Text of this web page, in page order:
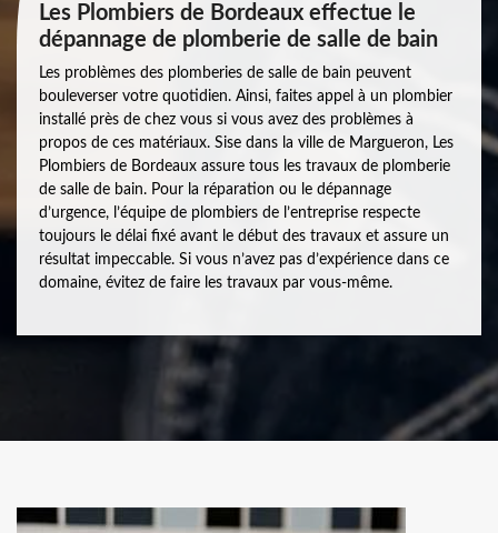
Les Plombiers de Bordeaux effectue le
dépannage de plomberie de salle de bain
Les problèmes des plomberies de salle de bain peuvent
bouleverser votre quotidien. Ainsi, faites appel à un plombier
installé près de chez vous si vous avez des problèmes à
propos de ces matériaux. Sise dans la ville de Margueron, Les
Plombiers de Bordeaux assure tous les travaux de plomberie
de salle de bain. Pour la réparation ou le dépannage
d’urgence, l’équipe de plombiers de l’entreprise respecte
toujours le délai fixé avant le début des travaux et assure un
résultat impeccable. Si vous n’avez pas d’expérience dans ce
domaine, évitez de faire les travaux par vous-même.